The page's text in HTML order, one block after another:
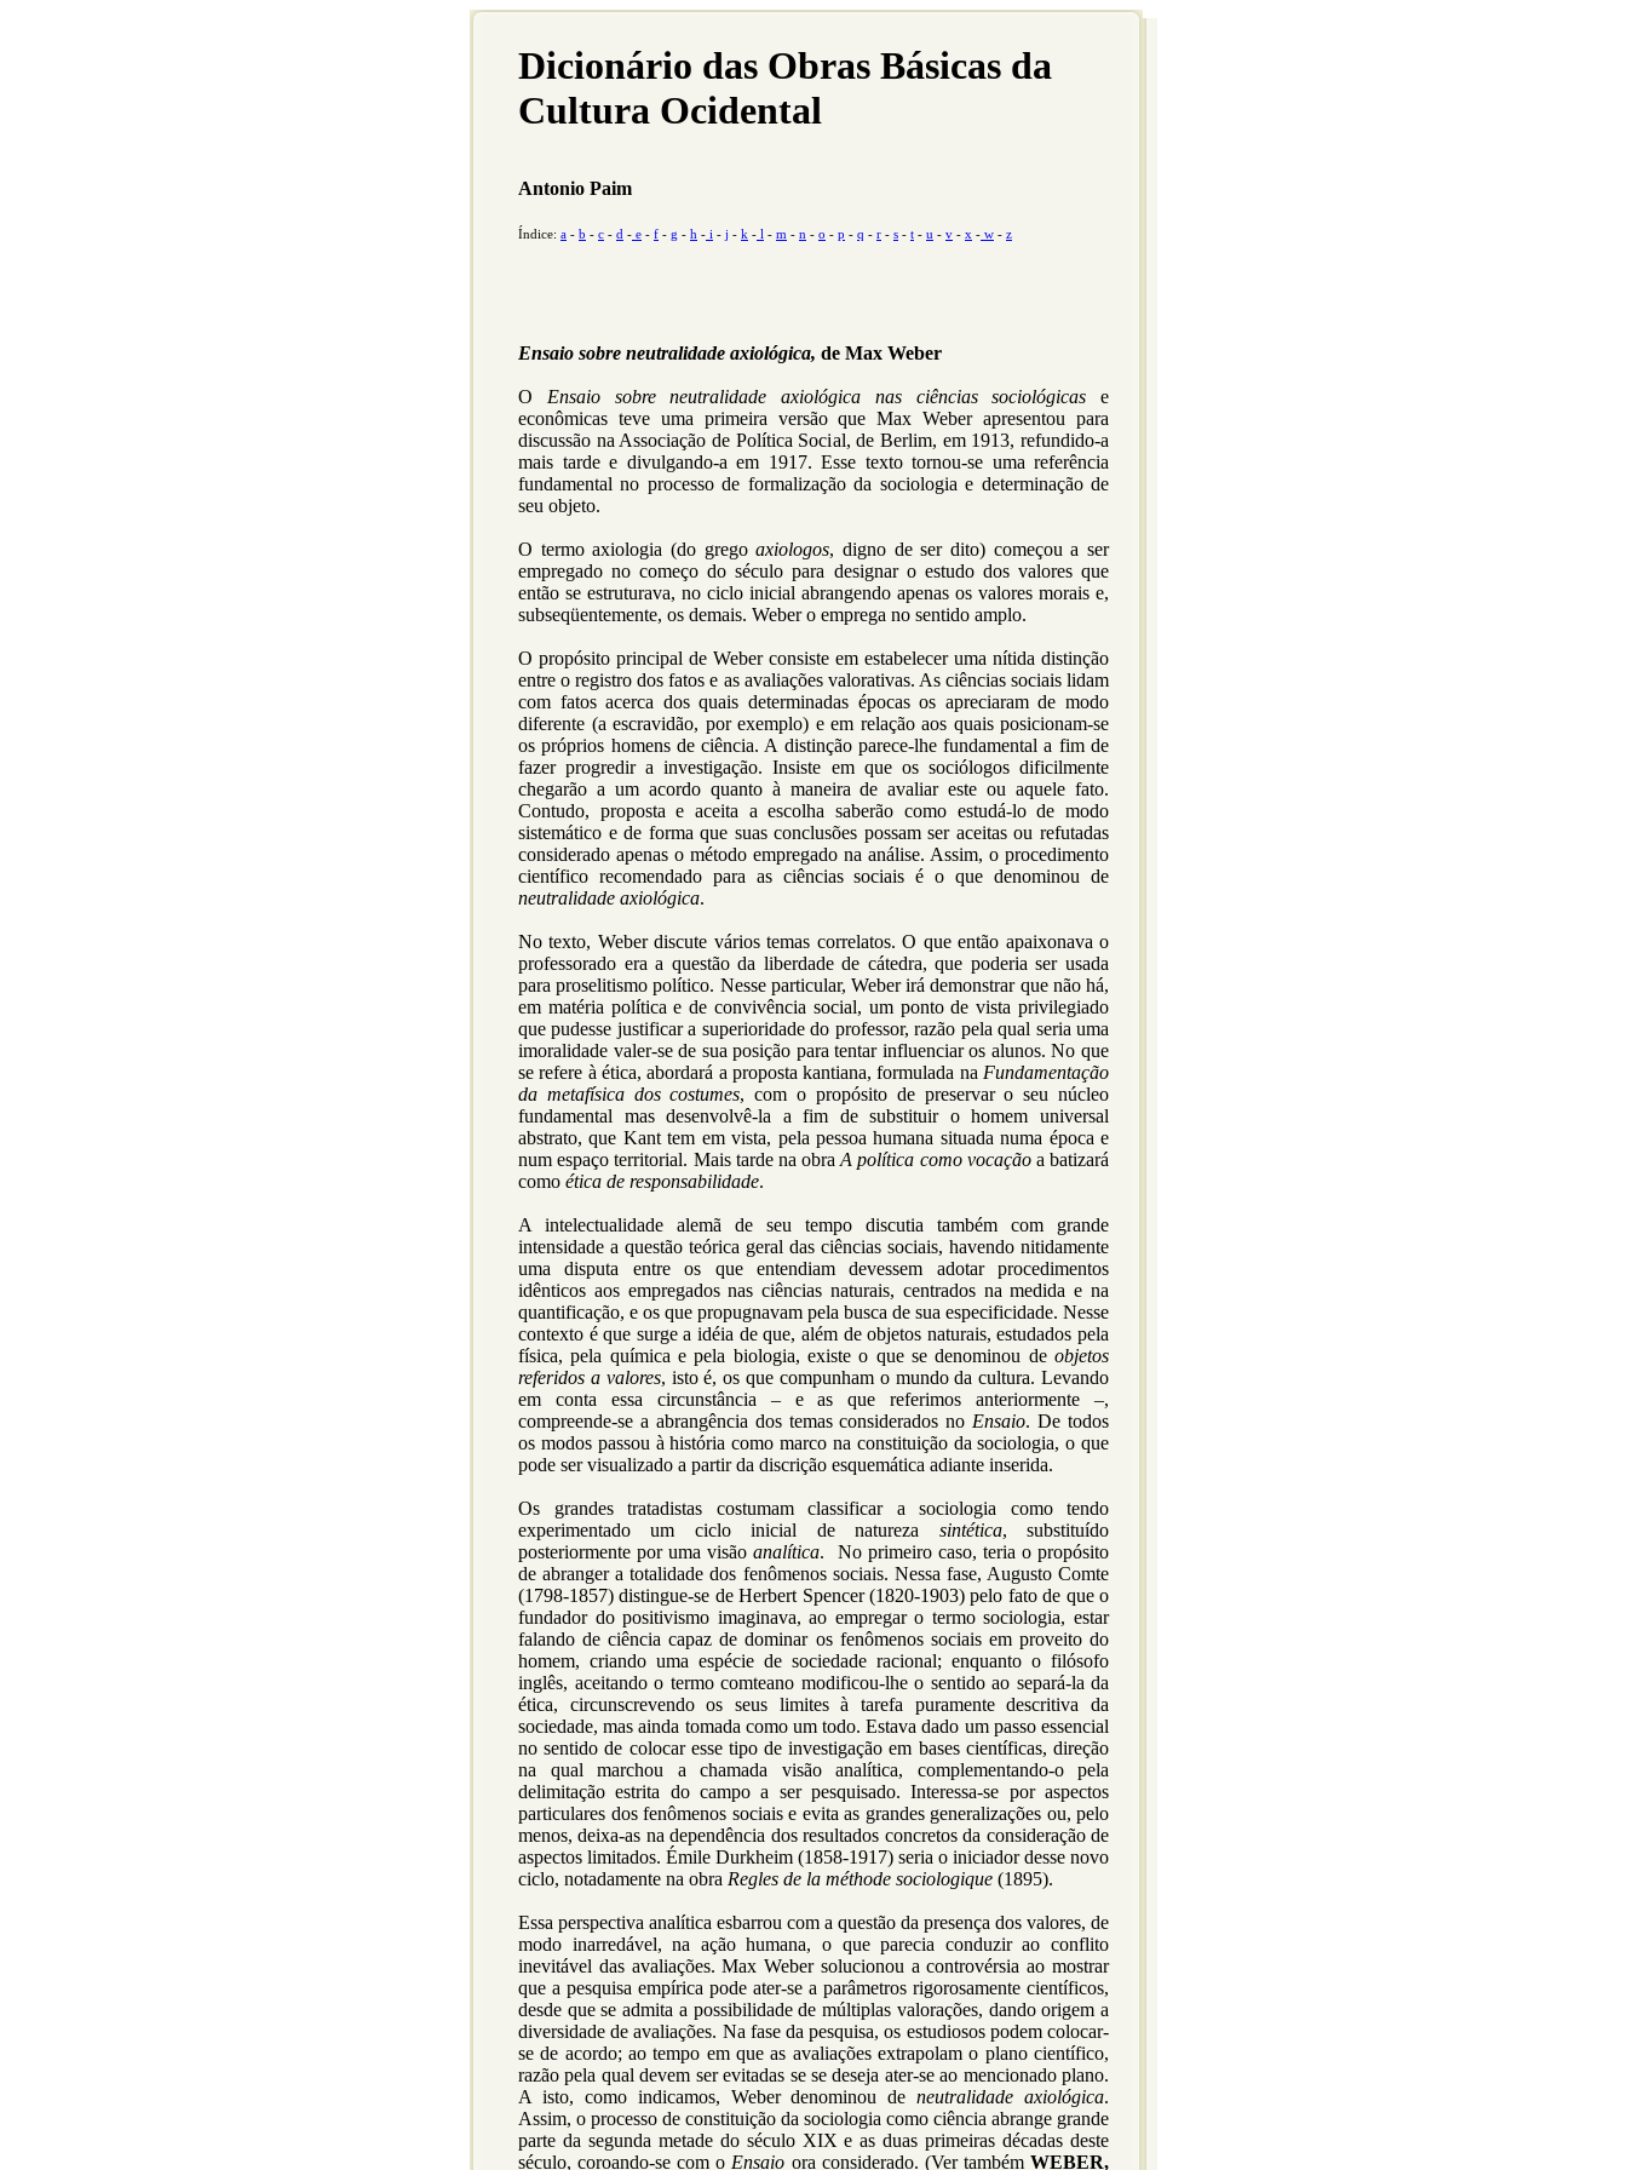
Dicionário das Obras Básicas da
Cultura Ocidental
Antonio Paim
Índice: a - b - c - d - e - f - g - h - i - j - k - l - m - n - o - p - q - r - s - t - u - v - x - w - z
Ensaio sobre neutralidade axiológica, de Max Weber
O Ensaio sobre neutralidade axiológica nas ciências sociológicas e
econômicas teve uma primeira versão que Max Weber apresentou para
discussão na Associação de Política Social, de Berlim, em 1913, refundido-a
mais tarde e divulgando-a em 1917. Esse texto tornou-se uma referência
fundamental no processo de formalização da sociologia e determinação de
seu objeto.
O termo axiologia (do gregoaxiologos, digno de ser dito) começou a ser
empregado no começo do século para designar o estudo dos valores que
então se estruturava, no ciclo inicial abrangendo apenas os valores morais e,
subseqüentemente, os demais. Weber o emprega no sentido amplo.
O propósito principal de Weber consiste em estabelecer uma nítida distinção
entre o registro dos fatos e as avaliações valorativas. As ciências sociais lidam
com fatos acerca dos quais determinadas épocas os apreciaram de modo
diferente (a escravidão, por exemplo) e em relação aos quais posicionam-se
os próprios homens de ciência. A distinção parece-lhe fundamental a fim de
fazer progredir a investigação. Insiste em que os sociólogos dificilmente
chegarão a um acordo quanto à maneira de avaliar este ou aquele fato.
Contudo, proposta e aceita a escolha saberão como estudá-lo de modo
sistemático e de forma que suas conclusões possam ser aceitas ou refutadas
considerado apenas o método empregado na análise. Assim, o procedimento
científico recomendado para as ciências sociais é o que denominou de
neutralidade axiológica.
No texto, Weber discute vários temas correlatos. O que então apaixonava o
professorado era a questão da liberdade de cátedra, que poderia ser usada
para proselitismo político. Nesse particular, Weber irá demonstrar que não há,
em matéria política e de convivência social, um ponto de vista privilegiado
que pudesse justificar a superioridade do professor, razão pela qual seria uma
imoralidade valer-se de sua posição para tentar influenciar os alunos. No que
se refere à ética, abordará a proposta kantiana, formulada na Fundamentação
da metafísica dos costumes, com o propósito de preservar o seu núcleo
fundamental mas desenvolvê-la a fim de substituir o homem universal
abstrato, que Kant tem em vista, pela pessoa humana situada numa época e
num espaço territorial. Mais tarde na obraA política como vocaçãoa batizará
como ética de responsabilidade.
A intelectualidade alemã de seu tempo discutia também com grande
intensidade a questão teórica geral das ciências sociais, havendo nitidamente
uma disputa entre os que entendiam devessem adotar procedimentos
idênticos aos empregados nas ciências naturais, centrados na medida e na
quantificação, e os que propugnavam pela busca de sua especificidade. Nesse
contexto é que surge a idéia de que, além de objetos naturais, estudados pela
física, pela química e pela biologia, existe o que se denominou de objetos
referidos a valores, isto é, os que compunham o mundo da cultura. Levando
em conta essa circunstância – e as que referimos anteriormente –,
compreende-se a abrangência dos temas considerados no Ensaio. De todos
os modos passou à história como marco na constituição da sociologia, o que
pode ser visualizado a partir da discrição esquemática adiante inserida.
Os grandes tratadistas costumam classificar a sociologia como tendo
experimentado um ciclo inicial de natureza sintética, substituído
posteriormente por uma visãoanalítica. No primeiro caso, teria o propósito
de abranger a totalidade dos fenômenos sociais. Nessa fase, Augusto Comte
(1798-1857) distingue-se de Herbert Spencer (1820-1903) pelo fato de que o
fundador do positivismo imaginava, ao empregar o termo sociologia, estar
falando de ciência capaz de dominar os fenômenos sociais em proveito do
homem, criando uma espécie de sociedade racional; enquanto o filósofo
inglês, aceitando o termo comteano modificou-lhe o sentido ao separá-la da
ética, circunscrevendo os seus limites à tarefa puramente descritiva da
sociedade, mas ainda tomada como um todo. Estava dado um passo essencial
no sentido de colocar esse tipo de investigação em bases científicas, direção
na qual marchou a chamada visão analítica, complementando-o pela
delimitação estrita do campo a ser pesquisado. Interessa-se por aspectos
particulares dos fenômenos sociais e evita as grandes generalizações ou, pelo
menos, deixa-as na dependência dos resultados concretos da consideração de
aspectos limitados. Émile Durkheim (1858-1917) seria o iniciador desse novo
ciclo, notadamente na obra Regles de la méthode sociologique (1895).
Essa perspectiva analítica esbarrou com a questão da presença dos valores, de
modo inarredável, na ação humana, o que parecia conduzir ao conflito
inevitável das avaliações. Max Weber solucionou a controvérsia ao mostrar
que a pesquisa empírica pode ater-se a parâmetros rigorosamente científicos,
desde que se admita a possibilidade de múltiplas valorações, dando origem a
diversidade de avaliações. Na fase da pesquisa, os estudiosos podem colocar-
se de acordo; ao tempo em que as avaliações extrapolam o plano científico,
razão pela qual devem ser evitadas se se deseja ater-se ao mencionado plano.
A isto, como indicamos, Weber denominou deneutralidade axiológica.
Assim, o processo de constituição da sociologia como ciência abrange grande
parte da segunda metade do século XIX e as duas primeiras décadas deste
século, coroando-se com o Ensaio ora considerado. (Ver tambémWEBER,